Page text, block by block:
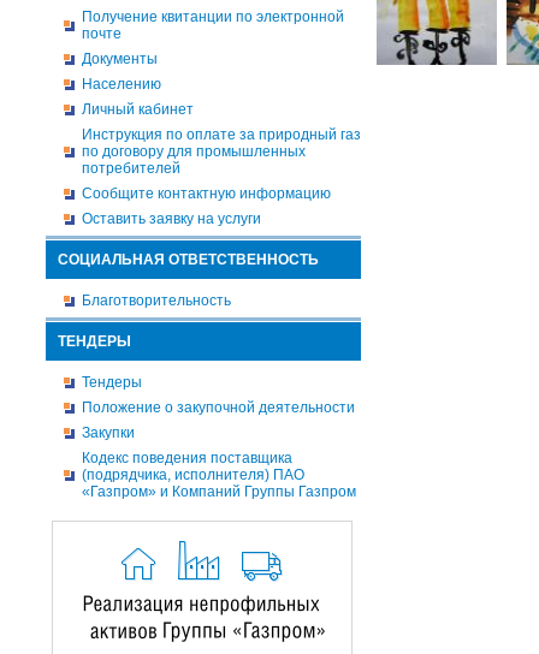
Получение квитанции по электронной
почте
Документы
Населению
Личный кабинет
Инструкция по оплате за природный газ
по договору для промышленных
потребителей
Сообщите контактную информацию
Оставить заявку на услуги
СОЦИАЛЬНАЯ ОТВЕТСТВЕННОСТЬ
Благотворительность
ТЕНДЕРЫ
Тендеры
Положение о закупочной деятельности
Закупки
Кодекс поведения поставщика
(подрядчика, исполнителя) ПАО
«Газпром» и Компаний Группы Газпром